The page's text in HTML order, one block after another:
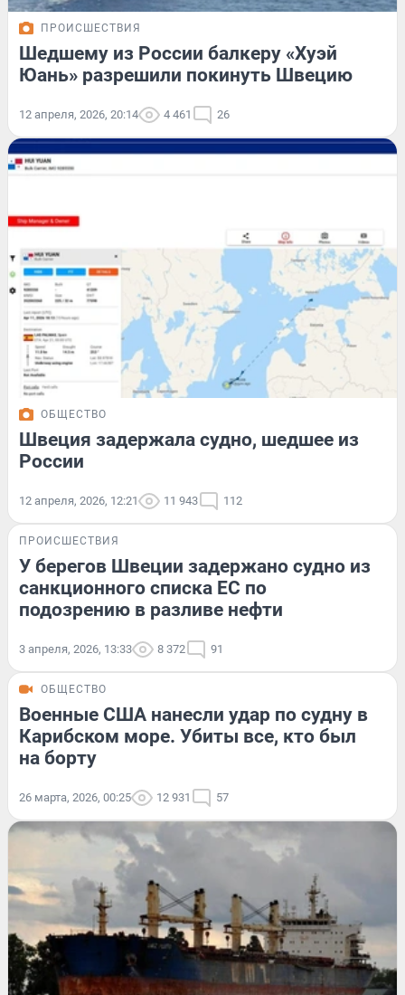
ПРОИСШЕСТВИЯ
Шедшему из России балкеру «Хуэй
Юань» разрешили покинуть Швецию
12 апреля, 2026, 20:14 4 461 26
ОБЩЕСТВО
Швеция задержала судно, шедшее из
России
12 апреля, 2026, 12:21 11 943 112
ПРОИСШЕСТВИЯ
У берегов Швеции задержано судно из
санкционного списка ЕС по
подозрению в разливе нефти
3 апреля, 2026, 13:33 8 372 91
ОБЩЕСТВО
Военные США нанесли удар по судну в
Карибском море. Убиты все, кто был
на борту
26 марта, 2026, 00:25 12 931 57